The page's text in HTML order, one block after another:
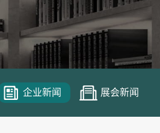
企业新闻 展会新闻